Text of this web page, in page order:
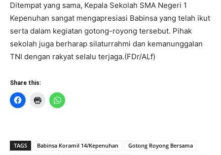
Ditempat yang sama, Kepala Sekolah SMA Negeri 1
Kepenuhan sangat mengapresiasi Babinsa yang telah ikut
serta dalam kegiatan gotong-royong tersebut. Pihak
sekolah juga berharap silaturrahmi dan kemanunggalan
TNI dengan rakyat selalu terjaga.(FDr/ALf)
Share this:
TAGS Babinsa Koramil 14/Kepenuhan
Gotong Royong Bersama